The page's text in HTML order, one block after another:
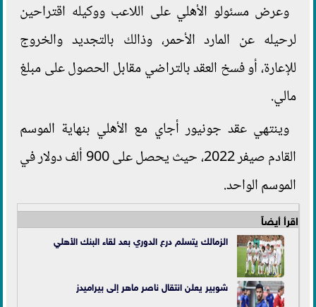
وعرض مسئولو الأهلي على اللاعب ووكيله اقتراحين
لرحيله عن المارد الأحمر، وذالك بالتجديد والخروج
للإعارة، أو فسخ العقد بالتراضي مقابل الحصول على مبلغ
مالي.
وينتهي عقد جونيور أجاي مع الأهلي بنهاية الموسم
القادم صيفر 2022، حيث يحصل على 900 ألف دولار في
الموسم الواحد.
اقرأ أيضاً
الزمالك يتسلم درع الدوري بعد لقاء البنك الأهلي
شوبير يعلن انتقال ناصر ماهر إلى بيراميدز